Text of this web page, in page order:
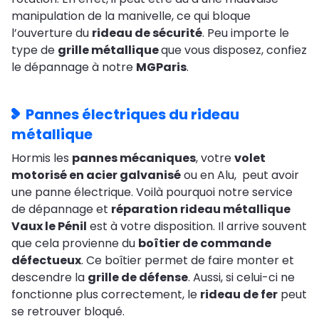
manipulation de la manivelle, ce qui bloque
l’ouverture du rideau de sécurité. Peu importe le
type de grille métalliqueque vous disposez, confiez
le dépannage à notre MGParis.
Pannes électriques du rideau
métallique
Hormis les pannes mécaniques, votrevolet
motorisé en acier galvaniséou en Alu, peut avoir
une panne électrique. Voilà pourquoi notre service
de dépannage et réparation rideau métallique
Vaux le Pénil est à votre disposition. Il arrive souvent
que cela provienne du boîtier de commande
défectueux. Ce boîtier permet de faire monter et
descendre la grille de défense. Aussi, si celui-ci ne
fonctionne plus correctement, le rideau de fer peut
se retrouver bloqué.